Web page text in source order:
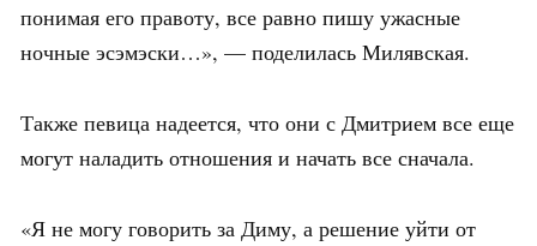
понимая его правоту, все равно пишу ужасные
ночные эсэмэски…», — поделилась Милявская.
Также певица надеется, что они с Дмитрием все еще
могут наладить отношения и начать все сначала.
«Я не могу говорить за Диму, а решение уйти от